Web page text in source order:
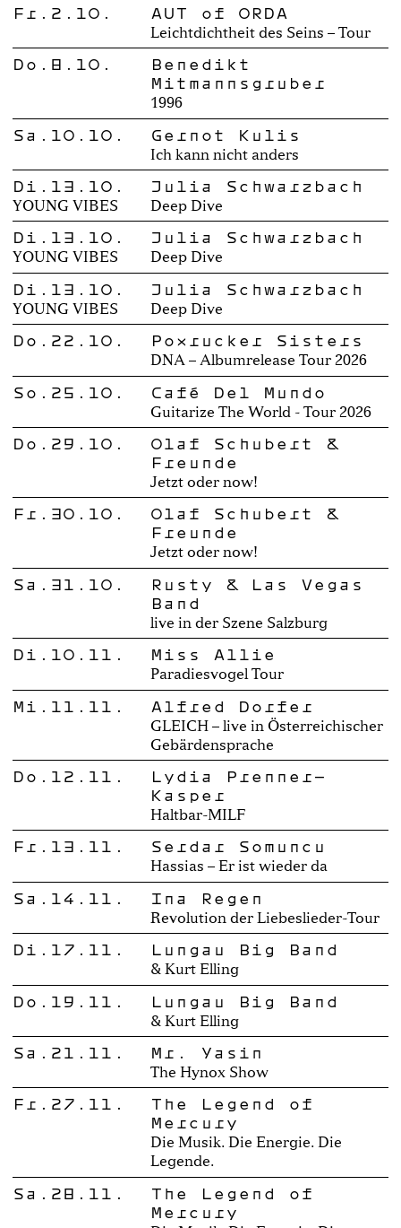
Fr.2.10. AUT of ORDA
Leichtdichtheit des Seins – Tour
Do.8.10.
Benedikt
Mitmannsgruber
1996
Sa.10.10. Gernot Kulis
Ich kann nicht anders
Di.13.10.
YOUNG VIBES
Julia Schwarzbach
Deep Dive
Di.13.10.
YOUNG VIBES
Julia Schwarzbach
Deep Dive
Di.13.10.
YOUNG VIBES
Julia Schwarzbach
Deep Dive
Do.22.10. Poxrucker Sisters
DNA – Albumrelease Tour 2026
So.25.10. Café Del Mundo
Guitarize The World - Tour 2026
Do.29.10.
Olaf Schubert &
Freunde
Jetzt oder now!
Fr.30.10.
Olaf Schubert &
Freunde
Jetzt oder now!
Sa.31.10.
Rusty & Las Vegas
Band
live in der Szene Salzburg
Di.10.11. Miss Allie
Paradiesvogel Tour
Mi.11.11. Alfred Dorfer
GLEICH – live in Österreichischer
Gebärdensprache
Do.12.11.
Lydia Prenner-
Kasper
Haltbar-MILF
Fr.13.11. Serdar Somuncu
Hassias – Er ist wieder da
Sa.14.11. Ina Regen
Revolution der Liebeslieder-Tour
Di.17.11. Lungau Big Band
& Kurt Elling
Do.19.11. Lungau Big Band
& Kurt Elling
Sa.21.11. Mr. Yasin
The Hynox Show
Fr.27.11.
The Legend of
Mercury
Die Musik. Die Energie. Die
Legende.
Sa.28.11.
The Legend of
Mercury